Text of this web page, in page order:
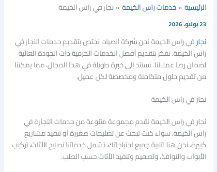
الرئيسية خدمات راس الخيمة نجار في راس الخيمة
23 يونيو، 2026
نجارفي راس الخيمة نحن شركة الصياد، نختص بتقديم خدمات النجار في
راس الخيمة. نفخر بتقديم أفضل الخدمات الحرفية ذات الجودة العالية
لضمان رضا عملائنا. نستند إلى خبرة طويلة في هذا المجال، مما يمكننا
من تقديم حلول متكاملة ومخصصة لكل عميل.
نجار في راس الخيمة
نجار في راس الخيمة نقدم مجموعة متنوعة من خدمات النجارة في
راس الخيمة. سواء كنت تبحث عن تصليحات صغيرة أو تنفيذ مشاريع
كبيرة، نحن هنا لتلبية جميع احتياجاتك. تشمل خدماتنا تصليح الأثاث، تركيب
الأبواب والنوافذ، وتصميم وتنفيذ الأثاث حسب الطلب.